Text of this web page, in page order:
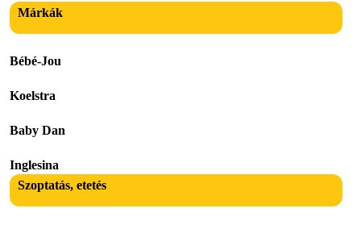
Márkák
Bébé-Jou
Koelstra
Baby Dan
Inglesina
Szoptatás, etetés